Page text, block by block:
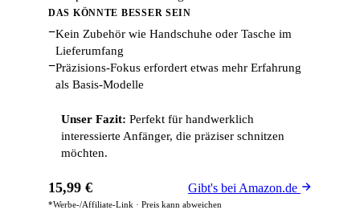
DAS KÖNNTE BESSER SEIN
−Kein Zubehör wie Handschuhe oder Tasche im
Lieferumfang
−Präzisions-Fokus erfordert etwas mehr Erfahrung
als Basis-Modelle
Unser Fazit: Perfekt für handwerklich
interessierte Anfänger, die präziser schnitzen
möchten.
15,99 € Gibt's bei Amazon.de
*Werbe-/Affiliate-Link · Preis kann abweichen